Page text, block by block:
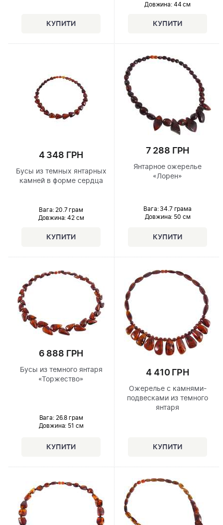
Довжина:44 см
4 348 ГРН
Бусы из темных янтарных
камней в форме сердца
Вага: 20.7 грам
Довжина: 42 см
7 288 ГРН
Янтарное ожерелье
«Лорен»
Вага: 34.7 грама
Довжина: 50 см
6 888 ГРН
Бусы из темного янтаря
«Торжество»
Вага: 26.8 грам
Довжина: 51 см
4 410 ГРН
Ожерелье с камнями-
подвесками из темного
янтаря